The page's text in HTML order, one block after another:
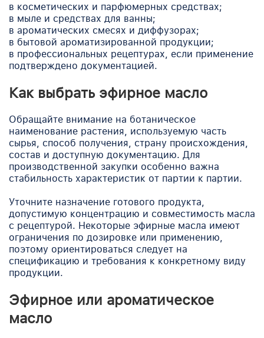
в косметических и парфюмерных средствах;
в мыле и средствах для ванны;
в ароматических смесях и диффузорах;
в бытовой ароматизированной продукции;
в профессиональных рецептурах, если применение
подтверждено документацией.
Как выбрать эфирное масло
Обращайте внимание на ботаническое
наименование растения, используемую часть
сырья, способ получения, страну происхождения,
состав и доступную документацию. Для
производственной закупки особенно важна
стабильность характеристик от партии к партии.
Уточните назначение готового продукта,
допустимую концентрацию и совместимость масла
с рецептурой. Некоторые эфирные масла имеют
ограничения по дозировке или применению,
поэтому ориентироваться следует на
спецификацию и требования к конкретному виду
продукции.
Эфирное или ароматическое
масло